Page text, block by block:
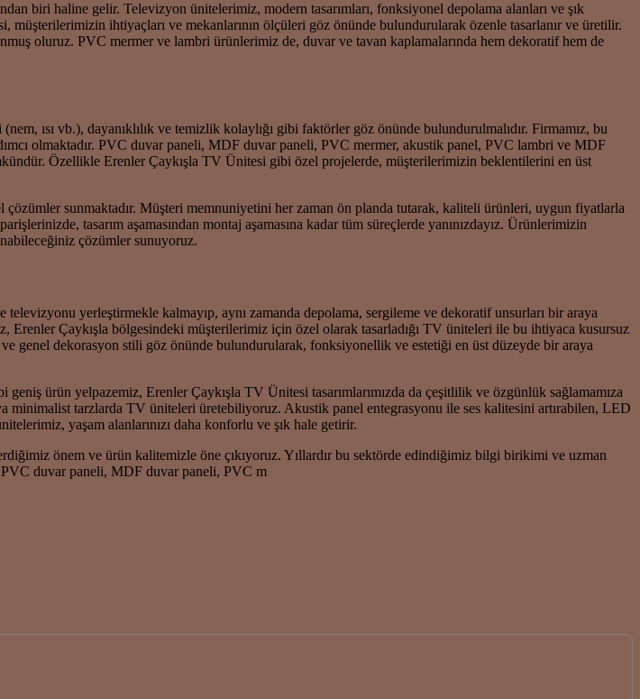
biri haline gelir. Televizyon ünitelerimiz, modern tasarımları, fonksiyonel depolama alanları ve şık
ihtiyaçları ve mekanlarının ölçüleri göz önünde bulundurularak özenle tasarlanır ve üretilir.
oluruz. PVC mermer ve lambri ürünlerimiz de, duvar ve tavan kaplamalarında hem dekoratif hem de
ısı vb.), dayanıklılık ve temizlik kolaylığı gibi faktörler göz önünde bulundurulmalıdır. Firmamız, bu
olmaktadır. PVC duvar paneli, MDF duvar paneli, PVC mermer, akustik panel, PVC lambri ve MDF
Özellikle Erenler Çaykışla TV Ünitesi gibi özel projelerde, müşterilerimizin beklentilerini en üst
sunmaktadır. Müşteri memnuniyetini her zaman ön planda tutarak, kaliteli ürünleri, uygun fiyatlarla
tasarım aşamasından montaj aşamasına kadar tüm süreçlerde yanınızdayız. Ürünlerimizin
çözümler sunuyoruz.
yerleştirmekle kalmayıp, aynı zamanda depolama, sergileme ve dekoratif unsurları bir araya
Çaykışla bölgesindeki müşterilerimiz için özel olarak tasarladığı TV üniteleri ile bu ihtiyaca kusursuz
genel dekorasyon stili göz önünde bulundurularak, fonksiyonellik ve estetiği en üst düzeyde bir araya
ürün yelpazemiz, Erenler Çaykışla TV Ünitesi tasarımlarımızda da çeşitlilik ve özgünlük sağlamamıza
minimalist tarzlarda TV üniteleri üretebiliyoruz. Akustik panel entegrasyonu ile ses kalitesini artırabilen, LED
yaşam alanlarınızı daha konforlu ve şık hale getirir.
önem ve ürün kalitemizle öne çıkıyoruz. Yıllardır bu sektörde edindiğimiz bilgi birikimi ve uzman
PVC duvar paneli, MDF duvar paneli, PVC m